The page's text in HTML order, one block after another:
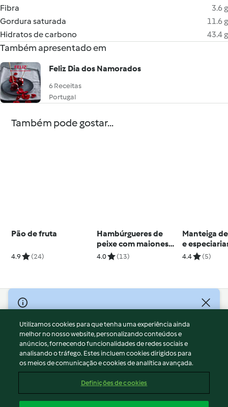
Fibra
3.6 g
Gordura saturada
11.6 g
Hidratos de carbono
43.4 g
Também apresentado em
Feliz Dia dos Namorados
6 Receitas
Portugal
Também pode gostar...
Pão de fruta
4.9 (24)
Hambúrgueres de
peixe com maionese
de paprika
4.0 (13)
Manteiga
e
4.4 (5)
© Copyright 2026
Termos de Utilização
Aviso sobre Proteção de Dados
Aviso
Apoio legal
Conteúdo do relatório
Utilizamos cookies para que tenha uma experiência ainda
melhor no nosso website, personalizando conteúdos e
anúncios, fornecendo funcionalidades de redes sociais e
analisando o tráfego. Estes incluem cookies dirigidos para
os meios de comunicação e cookies de analítica avançada.
Definições de cookies